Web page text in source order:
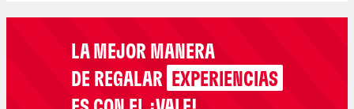
LA MEJOR MANERA
DE REGALAR EXPERIENCIAS